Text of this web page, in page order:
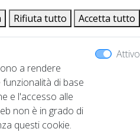
Rifiuta tutto Accetta tutto
a rendere
di base
e l'accesso alle
non è in grado di
questi cookie.
Attivo